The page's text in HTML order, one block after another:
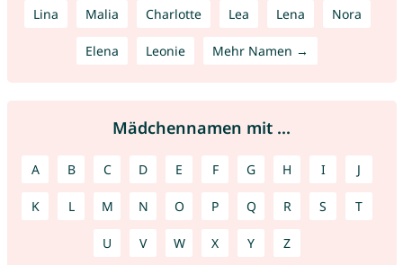
Lina Malia Charlotte Lea Lena Nora
Elena Leonie Mehr Namen →
Mädchennamen mit ...
A B C D E F G H I J
K L M N O P Q R S T
U V W X Y Z